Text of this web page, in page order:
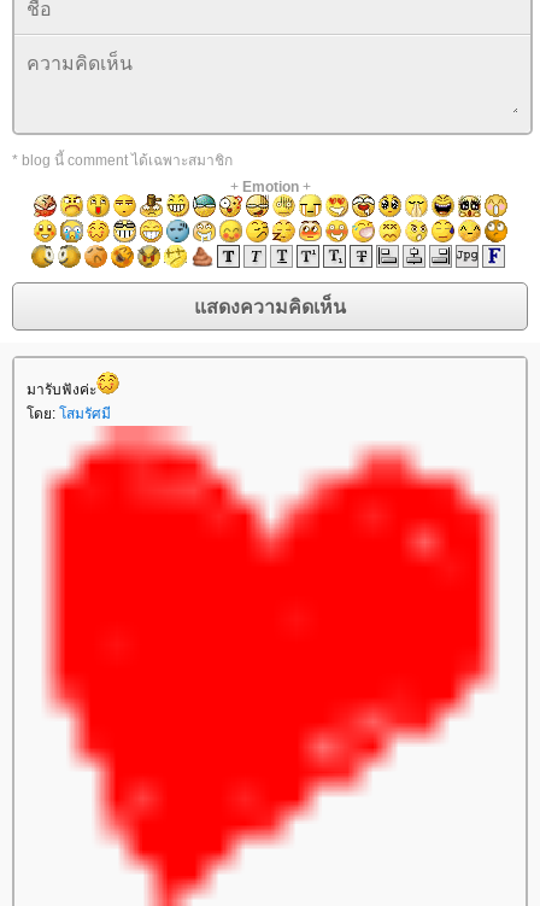
* blog นี้ comment ได้เฉพาะสมาชิก
+ Emotion+
มารับฟังค่ะ
ดย: สมรัศมี